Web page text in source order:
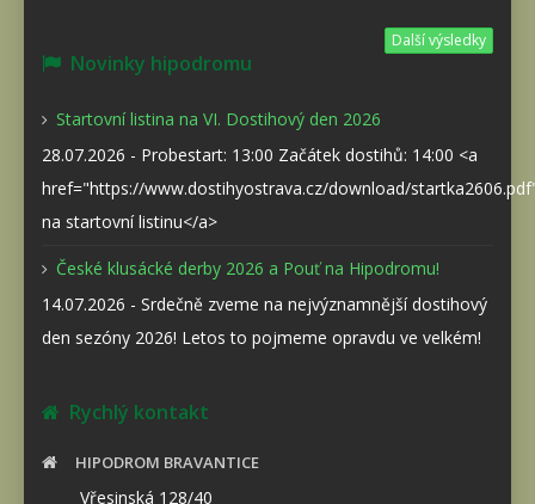
Další výsledky
Novinky hipodromu
Startovní listina na VI. Dostihový den 2026
28.07.2026 - Probestart: 13:00 Začátek dostihů: 14:00 <a
href="https://www.dostihyostrava.cz/download/
na startovní listinu</a>
České klusácké derby 2026 a Pouť na Hipodromu!
14.07.2026 - Srdečně zveme na nejvýznamnější dostihový
den sezóny 2026! Letos to pojmeme opravdu ve velkém!
Rychlý kontakt
HIPODROM BRAVANTICE
Vřesinská 128/40